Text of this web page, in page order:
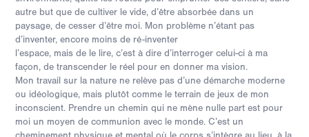
autre but que de cultiver le vide, d’être absorbée dans un
paysage, de cesser d’être moi. Mon problème n’étant pas
d’inventer, encore moins de ré-inventer
l’espace, mais de le lire, c’est à dire d’interroger celui-ci à ma
façon, de transcender le réel pour en donner ma vision.
Mon travail sur la nature ne relève pas d’une démarche moderne
ou idéologique, mais plutôt comme le terrain de jeux de mon
inconscient. Prendre un chemin qui ne mène nulle part est pour
moi un moyen de communion avec le monde. C’est un